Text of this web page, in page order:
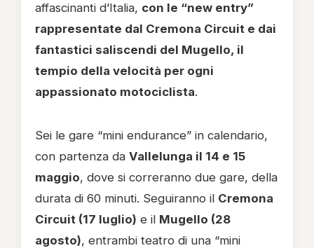
affascinanti d’Italia, con le “new entry”
rappresentate dal Cremona Circuit e dai
fantastici saliscendi del Mugello, il
tempio della velocità per ogni
appassionato motociclista.
Sei le gare “mini endurance” in calendario,
con partenza da Vallelunga il 14 e 15
maggio, dove si correranno due gare, della
durata di 60 minuti. Seguiranno il Cremona
Circuit (17 luglio) e il Mugello (28
agosto), entrambi teatro di una “mini